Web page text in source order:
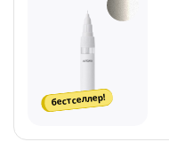
бестселлер!